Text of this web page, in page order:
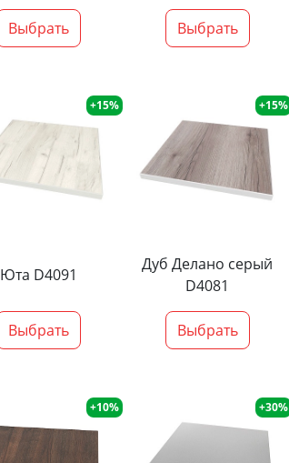
Выбрать Выбрать
+15%
Юта D4091
Выбрать
+15%
Дуб Делано серый
D4081
Выбрать
+10% +30%